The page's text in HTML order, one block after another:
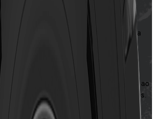
distribui a pressão no solo de forma
a vida útil do pneu.
proteção lateral melhora a resistência ao
da lateral em condições severas.